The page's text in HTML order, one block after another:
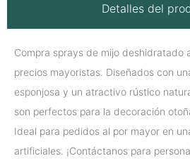
Detalles del
Compra sprays de mijo deshidratado
precios mayoristas. Diseñados con
esponjosa y un atractivo rústico
son perfectos para la decoración
Ideal para pedidos al por mayor en
artificiales. ¡Contáctanos para